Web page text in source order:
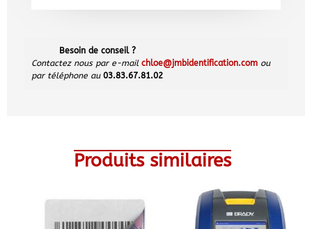
Besoin de conseil ?
Contactez nous par e-mail chloe@jmbidentification.com ou
par téléphone au 03.83.67.81.02
Produits similaires